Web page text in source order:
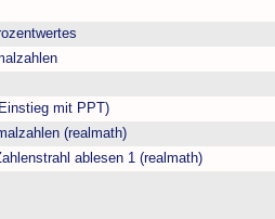
mit PPT)
(realmath)
ablesen 1 (realmath)